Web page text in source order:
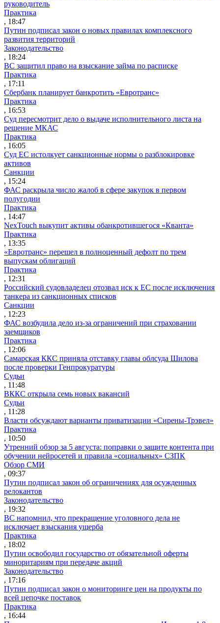
руководитель
Практика
, 18:47
Путин подписал закон о новых правилах комплексного
развития территорий
Законодательство
, 18:24
ВС защитил право на взыскание займа по расписке
Практика
, 17:11
Сбербанк планирует банкротить «Евротранс»
Практика
, 16:53
Суд пересмотрит дело о выдаче исполнительного листа на
решение МКАС
Практика
, 16:05
Суд ЕС истолкует санкционные нормы о разблокировке
активов
Санкции
, 15:24
ФАС раскрыла число жалоб в сфере закупок в первом
полугодии
Практика
, 14:47
NexTouch выкупит активы обанкротившегося «Кванта»
Практика
, 13:35
«Евротранс» перешел в полноценный дефолт по трем
выпускам облигаций
Практика
, 12:31
Российский судовладелец отозвал иск к ЕС после исключения
танкера из санкционных списков
Санкции
, 12:23
ФАС возбудила дело из-за ограничений при страховании
заемщиков
Практика
, 12:06
Самарская ККС приняла отставку главы облсуда Шилова
после проверки Генпрокуратуры
Судьи
, 11:48
ВККС открыла семь новых вакансий
Судьи
, 11:28
Власти обсуждают варианты приватизации «Сирены-Трэвел»
Практика
, 10:50
Утренний обзор за 5 августа: поправки о защите контента при
обучении нейросетей и правила «социальных» СЗПК
Обзор СМИ
, 09:37
Путин подписал закон об ограничениях для осужденных
релокантов
Законодательство
, 19:32
ВС напомнил, что прекращение уголовного дела не
исключает взыскания ущерба
Практика
, 18:02
Путин освободил государство от обязательной оферты
миноритариям при передаче акций
Законодательство
, 17:16
Путин подписал закон о мониторинге цен на продукты по
всей цепочке поставок
Практика
, 16:44